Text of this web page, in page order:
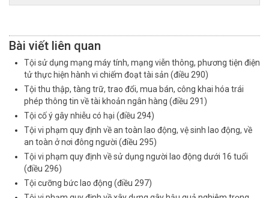
Bài viết liên quan
Tội sử dụng mạng máy tính, mạng viễn thông, phương tiện điện
tử thực hiện hành vi chiếm đoạt tài sản (điều 290)
Tội thu thập, tàng trữ, trao đổi, mua bán, công khai hóa trái
phép thông tin về tài khoản ngân hàng (điều 291)
Tội cố ý gây nhiễu có hại (điều 294)
Tội vi phạm quy định về an toàn lao động, vệ sinh lao động, về
an toàn ở nơi đông người (điều 295)
Tội vi phạm quy định về sử dụng người lao động dưới 16 tuổi
(điều 296)
Tội cưỡng bức lao động (điều 297)